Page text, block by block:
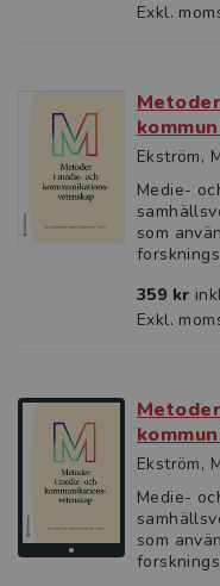
Exkl.
Ekström,
Medie-
som
359 kr
Exkl.
Ekström,
Medie-
som